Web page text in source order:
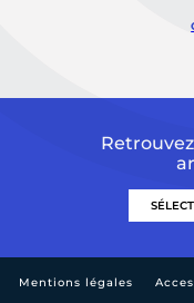
Mentions légales